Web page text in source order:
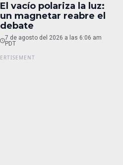
El vacío polariza la luz:
un magnetar reabre el
debate
7 de agosto del 2026 a las 6:06 am
PDT